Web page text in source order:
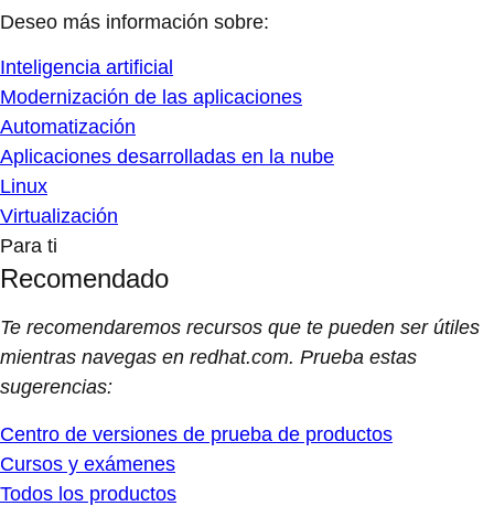
Deseo más información sobre:
Inteligencia artificial
Modernización de las aplicaciones
Automatización
Aplicaciones desarrolladas en la nube
Linux
Virtualización
Para ti
Recomendado
Te recomendaremos recursos que te pueden ser útiles
mientras navegas en redhat.com. Prueba estas
sugerencias:
Centro de versiones de prueba de productos
Cursos y exámenes
Todos los productos